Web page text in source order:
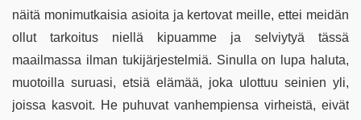
näitä monimutkaisia ​​asioita ja kertovat meille, ettei meidän
ollut tarkoitus niellä kipuamme ja selviytyä tässä
maailmassa ilman tukijärjestelmiä. Sinulla on lupa haluta,
muotoilla suruasi, etsiä elämää, joka ulottuu seinien yli,
joissa kasvoit. He puhuvat vanhempiensa virheistä, eivät